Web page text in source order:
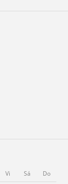
Vi Sá Do